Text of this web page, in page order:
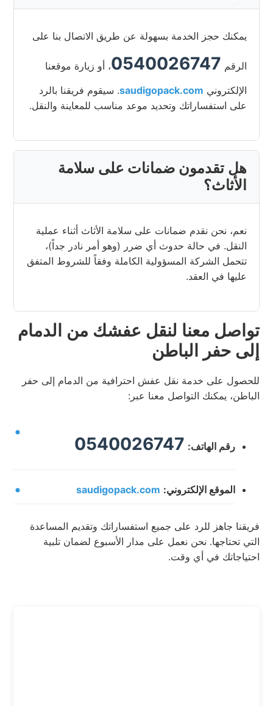
يمكنك حجز الخدمة بسهولة عن طريق الاتصال بنا على
الرقم 0540026747، أو زيارة موقعنا
الإلكتروني saudigopack.com. سيقوم فريقنا بالرد
على استفساراتك وتحديد موعد مناسب للمعاينة والنقل.
هل تقدمون ضمانات على سلامة
الأثاث؟
نعم، نحن نقدم ضمانات على سلامة الأثاث أثناء عملية
النقل. في حالة حدوث أي ضرر (وهو أمر نادر جداً)،
تتحمل الشركة المسؤولية الكاملة وفقاً للشروط المتفق
عليها في العقد.
تواصل معنا لنقل عفشك من الدمام
إلى حفر الباطن
للحصول على خدمة نقل عفش احترافية من الدمام إلى حفر
الباطن، يمكنك التواصل معنا عبر:
رقم الهاتف: 0540026747
الموقع الإلكتروني: saudigopack.com
فريقنا جاهز للرد على جميع استفساراتك وتقديم المساعدة
التي تحتاجها. نحن نعمل على مدار الأسبوع لضمان تلبية
احتياجاتك في أي وقت.